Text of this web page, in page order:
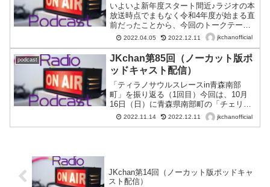
いよいよ新年度スタート間近♪ラジオの本
放送時点でまもなく令和4年度が始まる直
前だったことから、今回のトークテーマ
は「入学」についてです。新しい出会い
式だったJKchanメンバーは、高校の制服
や先輩を見ていろんな“妄想”をしたみたい
だけど、実際は…？？？高校生活
の“夢”や“妄想”について語る13分！
2022.04.05 2022.12.11 jkchanofficial
podcast
JKchan第85回（ノーカット版ポ
ッドキャスト配信）
「ティラノサウルスレースin青森南部
町」を振り返る（1回目）今回は、10月
16日（日）に青森県南部町の「チェリリ
ン村」で開催された「ティラノサウルス
レースin青森南部町」の実行委員会の皆
ため今回から3回に分けて放送する“大型
企画”になりました(笑)！なんと今回は自
2022.11.14 2022.12.11 jkchanofficial
JKchan第14回（ノーカット版ポッドキャ
スト配信）